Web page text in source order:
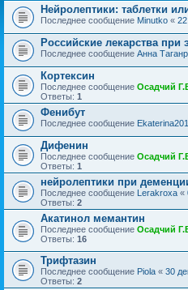
Нейролептики: таблетки
Последнее сообщение Minutko «
Российские лекарства при
Последнее сообщение Анна
Кортексин
Последнее сообщение Осадчий
Ответы: 1
Фенибут
Последнее сообщение
Дифенин
Последнее сообщение Осадчий
Ответы: 1
нейролептики при
Последнее сообщение Lerakroxa «
Ответы: 2
Акатинол мемантин
Последнее сообщение Осадчий
Ответы: 16
Трифтазин
Последнее сообщение Piola « 30
Ответы: 2